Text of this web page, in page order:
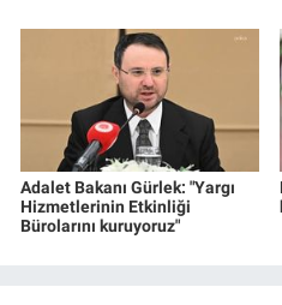
Adalet Bakanı Gürlek: "Yargı
Hizmetlerinin Etkinliği
Bürolarını kuruyoruz"